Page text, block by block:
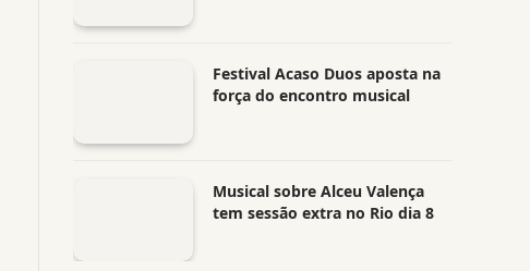
Festival Acaso Duos aposta na
força do encontro musical
Musical sobre Alceu Valença
tem sessão extra no Rio dia 8